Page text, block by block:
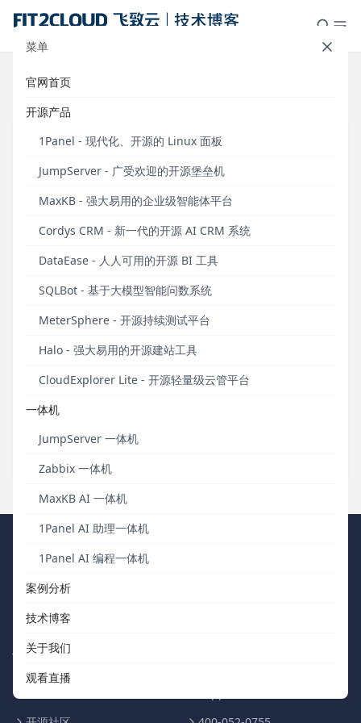
菜单
官网首页
开源产品
1Panel - 现代化、开源的 Linux 面板
JumpServer - 广受欢迎的开源堡垒机
MaxKB - 强大易用的企业级智能体平台
Cordys CRM - 新一代的开源 AI CRM 系统
DataEase - 人人可用的开源 BI 工具
SQLBot - 基于大模型智能问数系统
MeterSphere - 开源持续测试平台
Halo - 强大易用的开源建站工具
CloudExplorer Lite - 开源轻量级云管平台
一体机
JumpServer 一体机
Zabbix 一体机
MaxKB AI 一体机
1Panel AI 助理一体机
1Panel AI 编程一体机
案例分析
技术博客
关于我们
观看直播
标签：PaaS平台
进军安全和容器市场，看FIT2CLOUD在多云管理
上的野心
单体应用到CS架构、到SOA应用、到微服务架构。因此，CMP必
须从由效率工具转变为管理框架，不仅能够向下纳管异构基础设
施并服务化，还需要向上支撑不同类型的应用，从而释放企业IT
的生产力。
发布于 2019年01月31日
FIT2CLOUD 飞致云
我们秉持“软件用起来才有价值，才有改进的机会”的核心价值观，向
中国数字化团队交付被广泛验证、可信赖的通用工具软件。
快速浏览